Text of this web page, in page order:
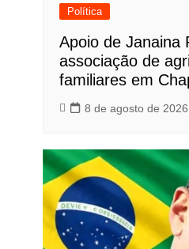
Política
Apoio de Janaina
associação de
familiares em
8 de agosto de 2026